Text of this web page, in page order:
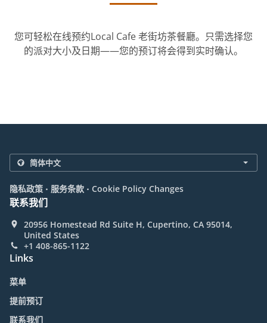
您可轻松在线预约Local Cafe 老街坊茶餐廳。只需选择您
的派对大小及日期——您的预订将会得到实时确认。
隐私政策 . 服务条款 . Cookie Policy Changes
联系我们
20956 Homestead Rd Suite H, Cupertino, CA 95014,
United States
+1 408-865-1122
Links
菜单
提前预订
联系我们